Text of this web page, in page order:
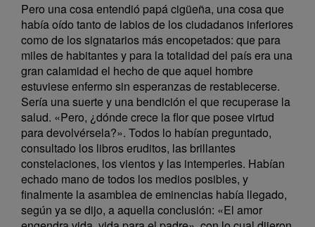
Pero una cosa entendió papá cigüeña, una cosa que
había oído tanto de labios de los ciudadanos inferiores
como de los signatarios más encopetados: que para
miles de habitantes y para la totalidad del país era una
gran calamidad el hecho de que aquel hombre
estuviese enfermo sin esperanzas de restablecerse.
Sería una suerte y una bendición el que recuperase la
salud. «Pero, ¿dónde crece la flor que posee virtud
para devolvérsela?». Todos lo habían preguntado,
consultado los libros eruditos, las brillantes
constelaciones, los vientos y las intemperies. Habían
echado mano de todos los medios posibles, y
finalmente la asamblea de eminencias había llegado,
según ya se dijo, a aquella conclusión: «El amor